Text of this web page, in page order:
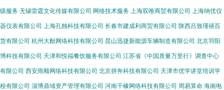
级服务 无锡雷霆文化传媒有限公司 网络技术服务 上海双唯商贸有限公司 上海纳优仪
器仪表有限公司 上海孔独科技有限公司 长春市建成利商贸有限公司 陕西吕致瑾禧百
货有限公司 杭州大猷网络科技有限公司 昆山迅捷新能源车辆制造有限公司 北京羽阳
博科技有限公司 天津和悦福餐饮服务有限公司 江苏省《中国质量万里行》调查中心
有限公司 西安雨顺网络科技有限公司 北京拼奔科技有限公司 天津市优学讲堂培训学
校有限公司 淄博鼎域资产管理有限公司 河南千橡网络科技有限公司 周易算命 海南电